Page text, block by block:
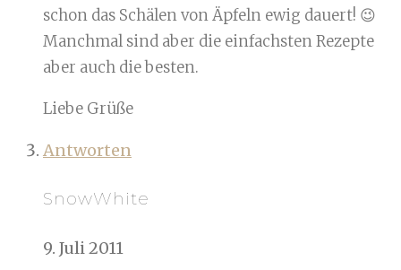
schon das Schälen von Äpfeln ewig dauert! 😉
Manchmal sind aber die einfachsten Rezepte
aber auch die besten.
Liebe Grüße
Antworten
SnowWhite
9. Juli 2011